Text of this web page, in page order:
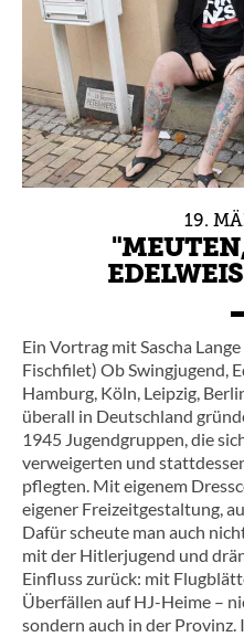
19.
Ein Vortrag mit Sascha
Fischfilet) Ob Swingjugend,
Hamburg, Köln, Leipzig,
überall in Deutschland
1945 Jugendgruppen, die
verweigerten und
pflegten. Mit eigenem
eigener Freizeitgestaltung,
Dafür scheute man auch
mit der Hitlerjugend und
Einfluss zurück: mit
Überfällen auf HJ-Heime –
sondern auch in der Provinz.